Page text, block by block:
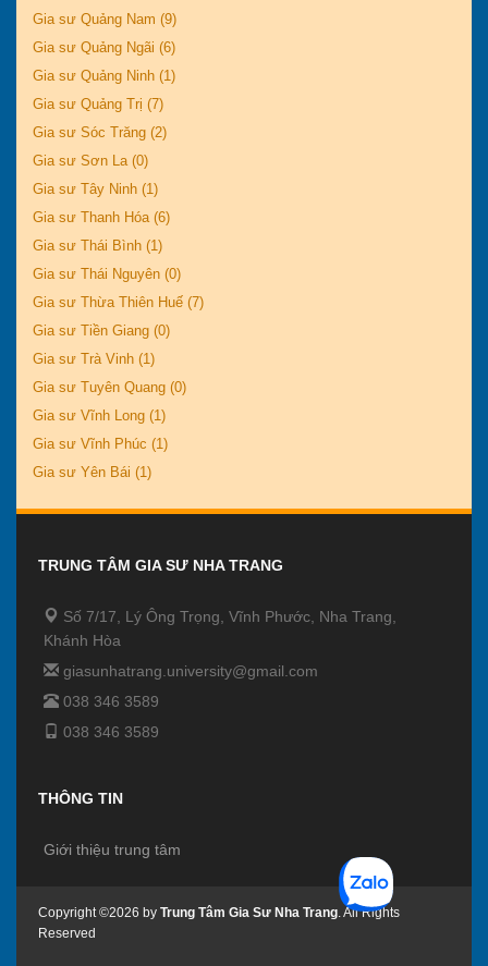
Gia sư Quảng Nam (9)
Gia sư Quảng Ngãi (6)
Gia sư Quảng Ninh (1)
Gia sư Quảng Trị (7)
Gia sư Sóc Trăng (2)
Gia sư Sơn La (0)
Gia sư Tây Ninh (1)
Gia sư Thanh Hóa (6)
Gia sư Thái Bình (1)
Gia sư Thái Nguyên (0)
Gia sư Thừa Thiên Huế (7)
Gia sư Tiền Giang (0)
Gia sư Trà Vinh (1)
Gia sư Tuyên Quang (0)
Gia sư Vĩnh Long (1)
Gia sư Vĩnh Phúc (1)
Gia sư Yên Bái (1)
TRUNG TÂM GIA SƯ NHA TRANG
Số 7/17, Lý Ông Trọng, Vĩnh Phước, Nha Trang,
Khánh Hòa
giasunhatrang.university@gmail.com
038 346 3589
038 346 3589
THÔNG TIN
Giới thiệu trung tâm
Copyright ©2026 by Trung Tâm Gia Sư Nha Trang . All Rights
Reserved